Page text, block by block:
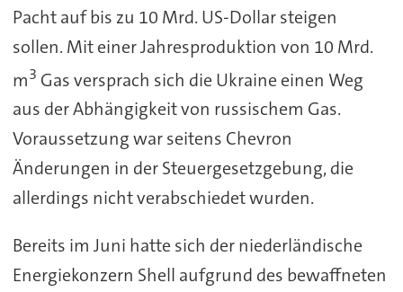
Pacht auf bis zu 10 Mrd. US-Dollar steigen
sollen. Mit einer Jahresproduktion von 10 Mrd.
m3 Gas versprach sich die Ukraine einen Weg
aus der Abhängigkeit von russischem Gas.
Voraussetzung war seitens Chevron
Änderungen in der Steuergesetzgebung, die
allerdings nicht verabschiedet wurden.
Bereits im Juni hatte sich der niederländische
Energiekonzern Shell aufgrund des bewaffneten